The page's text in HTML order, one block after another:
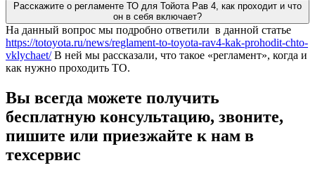
Расскажите о регламенте ТО для Тойота Рав 4, как проходит и что
он в себя включает?
На данный вопрос мы подробно ответили в данной статье
https://totoyota.ru/news/reglament-to-toyota-rav4-kak-prohodit-chto-
vklychaet/В ней мы рассказали, что такое «регламент», когда и
как нужно проходить ТО.
Вы всегда можете получить
бесплатную консультацию, звоните,
пишите или приезжайте к нам в
техсервис